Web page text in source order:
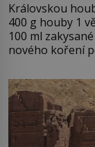
Královskou
400 g houby 1
100 ml
nového koření